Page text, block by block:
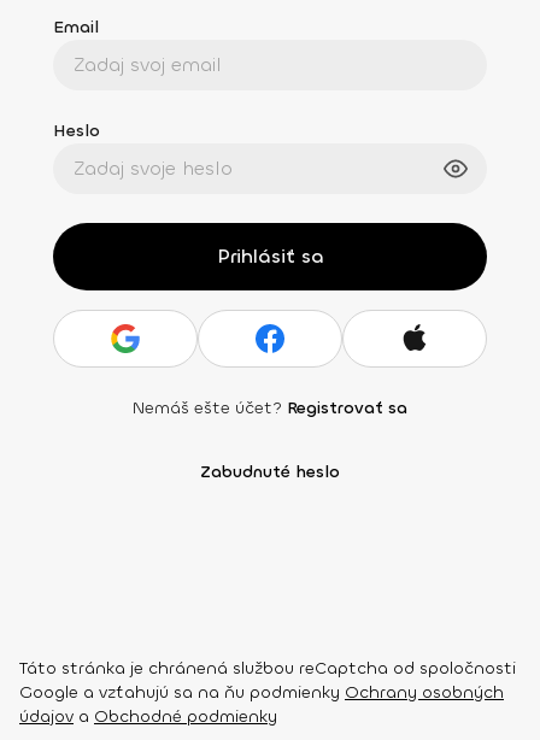
Email
Heslo
Prihlásiť sa
Nemáš ešte účet? Registrovať sa
Zabudnuté heslo
Táto stránka je chránená službou reCaptcha od spoločnosti
Google a vzťahujú sa na ňu podmienky Ochrany osobných
údajov a Obchodné podmienky